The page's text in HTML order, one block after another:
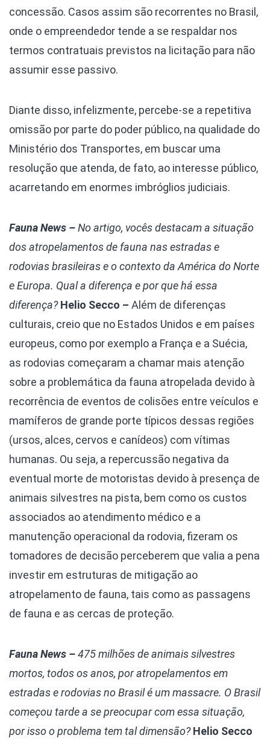
concessão. Casos assim são recorrentes no Brasil,
onde o empreendedor tende a se respaldar nos
termos contratuais previstos na licitação para não
assumir esse passivo.
Diante disso, infelizmente, percebe-se a repetitiva
omissão por parte do poder público, na qualidade do
Ministério dos Transportes, em buscar uma
resolução que atenda, de fato, ao interesse público,
acarretando em enormes imbróglios judiciais.
Fauna News –No artigo, vocês destacam a situação
dos atropelamentos de fauna nas estradas e
rodovias brasileiras e o contexto da América do Norte
e Europa. Qual a diferença e por que há essa
diferença? Helio Secco – Além de diferenças
culturais, creio que no Estados Unidos e em países
europeus, como por exemplo a França e a Suécia,
as rodovias começaram a chamar mais atenção
sobre a problemática da fauna atropelada devido à
recorrência de eventos de colisões entre veículos e
mamíferos de grande porte típicos dessas regiões
(ursos, alces, cervos e canídeos) com vítimas
humanas. Ou seja, a repercussão negativa da
eventual morte de motoristas devido à presença de
animais silvestres na pista, bem como os custos
associados ao atendimento médico e a
manutenção operacional da rodovia, fizeram os
tomadores de decisão perceberem que valia a pena
investir em estruturas de mitigação ao
atropelamento de fauna, tais como as passagens
de fauna e as cercas de proteção.
Fauna News –475 milhões de animais silvestres
mortos, todos os anos, por atropelamentos em
estradas e rodovias no Brasil é um massacre. O Brasil
começou tarde a se preocupar com essa situação,
por isso o problema tem tal dimensão? Helio Secco